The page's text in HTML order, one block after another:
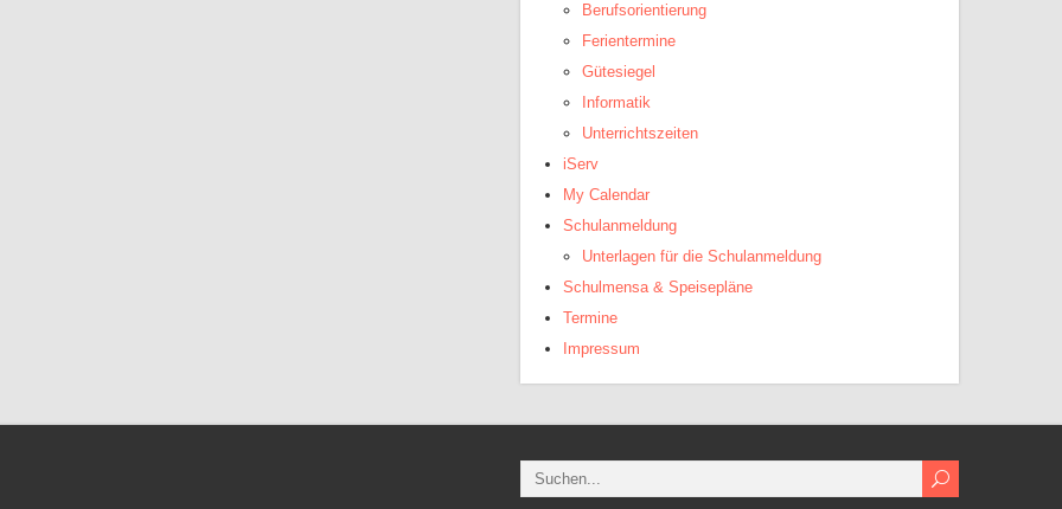
Berufsorientierung
Ferientermine
Gütesiegel
Informatik
Unterrichtszeiten
iServ
My Calendar
Schulanmeldung
Unterlagen für die Schulanmeldung
Schulmensa & Speisepläne
Termine
Impressum